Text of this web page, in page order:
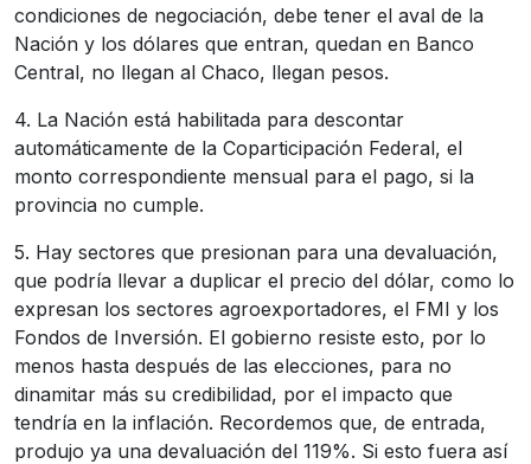
condiciones de negociación, debe tener el aval de la
Nación y los dólares que entran, quedan en Banco
Central, no llegan al Chaco, llegan pesos.
4. La Nación está habilitada para descontar
automáticamente de la Coparticipación Federal, el
monto correspondiente mensual para el pago, si la
provincia no cumple.
5. Hay sectores que presionan para una devaluación,
que podría llevar a duplicar el precio del dólar, como lo
expresan los sectores agroexportadores, el FMI y los
Fondos de Inversión. El gobierno resiste esto, por lo
menos hasta después de las elecciones, para no
dinamitar más su credibilidad, por el impacto que
tendría en la inflación. Recordemos que, de entrada,
produjo ya una devaluación del 119%. Si esto fuera así